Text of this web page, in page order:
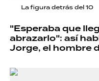
La figura detrás del 10
"Esperaba que
abrazarlo": así
Jorge, el hombre